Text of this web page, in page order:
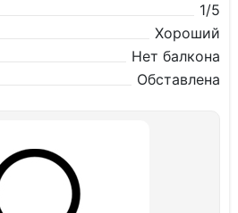
1/5
Хороший
Нет балкона
Обставлена